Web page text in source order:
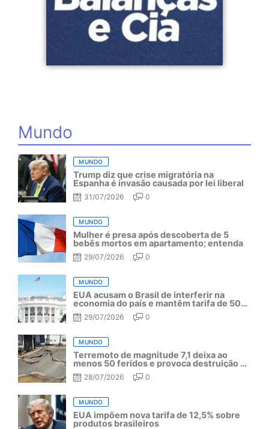
Mundo
MUNDO
Trump diz que crise migratória na
Espanha é invasão causada por lei liberal
31/07/2026 0
MUNDO
Mulher é presa após descoberta de 5
bebês mortos em apartamento; entenda
29/07/2026 0
MUNDO
EUA acusam o Brasil de interferir na
economia do país e mantêm tarifa de 50%
por mais um ano
29/07/2026 0
MUNDO
Terremoto de magnitude 7,1 deixa ao
menos 50 feridos e provoca destruição no
Japão
28/07/2026 0
MUNDO
EUA impõem nova tarifa de 12,5% sobre
produtos brasileiros